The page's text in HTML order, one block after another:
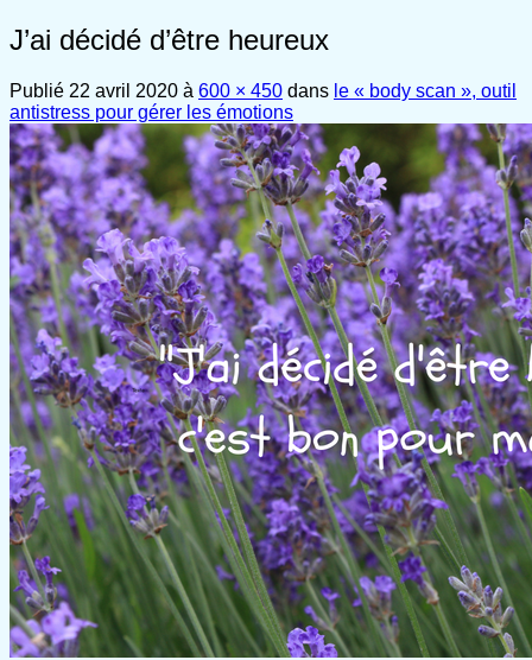
J’ai décidé d’être heureux
Publié 22 avril 2020 à 600 × 450 dans le « body scan », outil
antistress pour gérer les émotions